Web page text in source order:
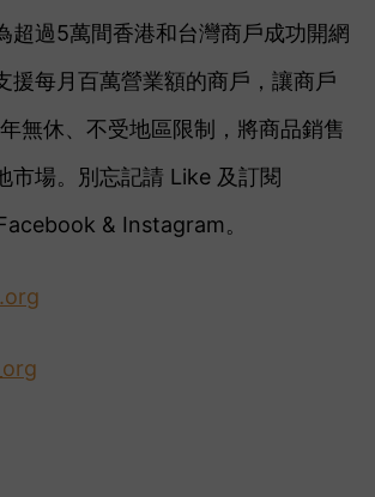
超過5萬間香港和台灣商戶成功開網
援每月百萬營業額的商戶，讓商戶
無休、不受地區限制，將商品銷售
場。 別忘記請 Like 及訂閱
& Instagram。